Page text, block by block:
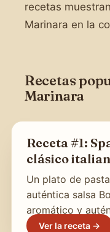
recetas
Marinara en la
Recetas
Marinara
Receta #1:
clásico
Un plato de
auténtica salsa
aromático y
Ver la receta →